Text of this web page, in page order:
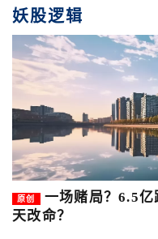
妖股逻辑
原创
一场赌局？6.5
天改命？